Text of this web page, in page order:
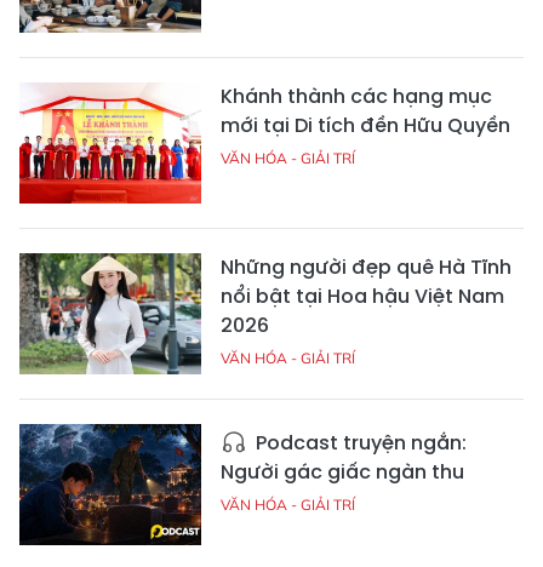
Khánh thành các hạng mục
mới tại Di tích đền Hữu Quyền
VĂN HÓA - GIẢI TRÍ
Những người đẹp quê Hà Tĩnh
nổi bật tại Hoa hậu Việt Nam
2026
VĂN HÓA - GIẢI TRÍ
Podcast truyện ngắn:
Người gác giấc ngàn thu
VĂN HÓA - GIẢI TRÍ